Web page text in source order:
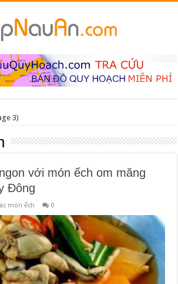
3)
với món ếch om măng
Đông
món ếch 0